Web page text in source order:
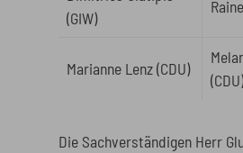
(GIW)
Marianne Lenz (CDU)
(CDU)
Die Sachverständigen Herr